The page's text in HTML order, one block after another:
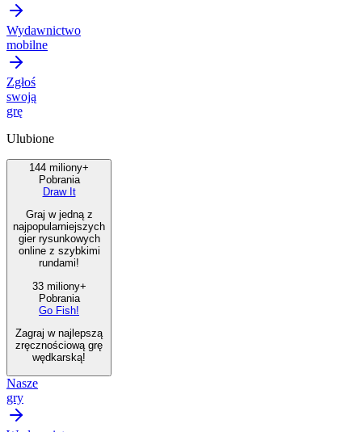
Wydawnictwo
mobilne
Zgłoś
swoją
grę
Ulubione
144 miliony+
Pobrania
Draw It
Graj w jedną z
najpopularniejszych
gier rysunkowych
online z szybkimi
rundami!
33 miliony+
Pobrania
Go Fish!
Zagraj w najlepszą
zręcznościową grę
wędkarską!
Nasze
gry